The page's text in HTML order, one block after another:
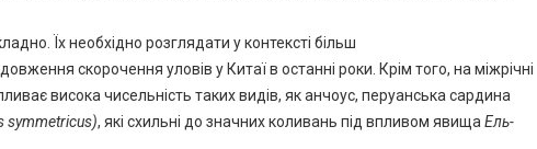
Їх необхідно розглядати у контексті більш
скорочення уловів у Китаї в останні роки. Крім того, на міжрічні
висока чисельність таких видів, як анчоус, перуанська сардина
symmetricus), які схильні до значних коливань під впливом явища Ель-